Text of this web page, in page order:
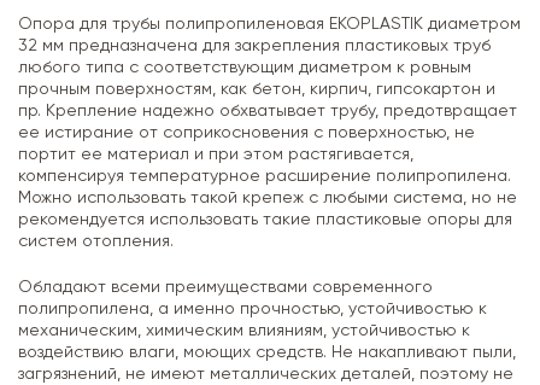
Опора для трубы полипропиленовая EKOPLASTIK диаметром
32 мм предназначена для закрепления пластиковых труб
любого типа с соответствующим диаметром к ровным
прочным поверхностям, как бетон, кирпич, гипсокартон и
пр. Крепление надежно обхватывает трубу, предотвращает
ее истирание от соприкосновения с поверхностью, не
портит ее материал и при этом растягивается,
компенсируя температурное расширение полипропилена.
Можно использовать такой крепеж с любыми система, но не
рекомендуется использовать такие пластиковые опоры для
систем отопления.
Обладают всеми преимуществами современного
полипропилена, а именно прочностью, устойчивостью к
механическим, химическим влияниям, устойчивостью к
воздействию влаги, моющих средств. Не накапливают пыли,
загрязнений, не имеют металлических деталей, поэтому не